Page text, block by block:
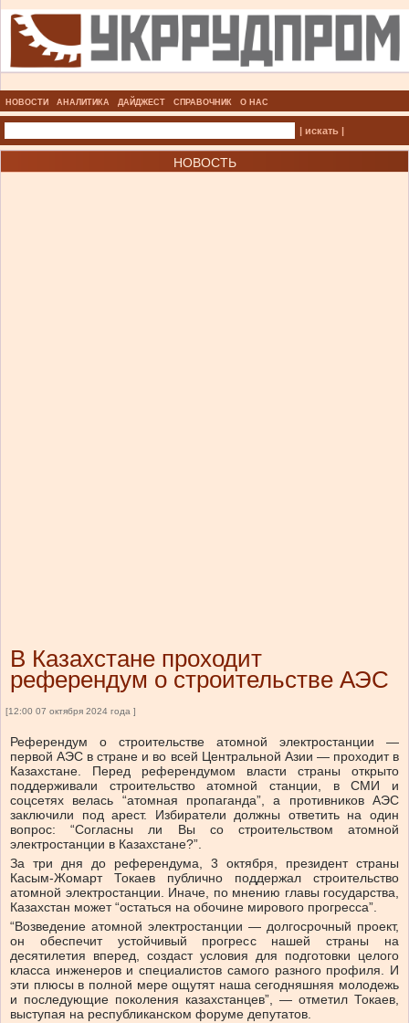
НОВОСТИ АНАЛИТИКА ДАЙДЖЕСТ СПРАВОЧНИК О НАС
| искать |
НОВОСТЬ
В Казахстане проходит
референдум о строительстве АЭС
[12:00 07 октября 2024 года ]
Референдум о строительстве атомной электростанции —
первой АЭС в стране и во всей Центральной Азии — проходит в
Казахстане. Перед референдумом власти страны открыто
поддерживали строительство атомной станции, в СМИ и
соцсетях велась “атомная пропаганда”, а противников АЭС
заключили под арест. Избиратели должны ответить на один
вопрос: “Согласны ли Вы со строительством атомной
электростанции в Казахстане?”.
За три дня до референдума, 3 октября, президент страны
Касым-Жомарт Токаев публично поддержал строительство
атомной электростанции. Иначе, по мнению главы государства,
Казахстан может “остаться на обочине мирового прогресса”.
“Возведение атомной электростанции — долгосрочный проект,
он обеспечит устойчивый прогресс нашей страны на
десятилетия вперед, создаст условия для подготовки целого
класса инженеров и специалистов самого разного профиля. И
эти плюсы в полной мере ощутят наша сегодняшняя молодежь
и последующие поколения казахстанцев”, — отметил Токаев,
выступая на республиканском форуме депутатов.